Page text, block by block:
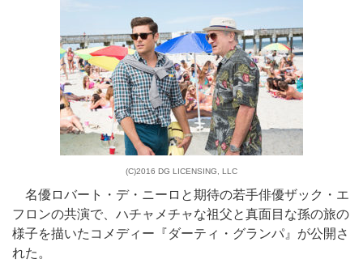
(C)2016 DG LICENSING, LLC
名優ロバート・デ・ニーロと期待の若手俳優ザック・エ
フロンの共演で、ハチャメチャな祖父と真面目な孫の旅の
様子を描いたコメディー『ダーティ・グランパ』が公開さ
れた。